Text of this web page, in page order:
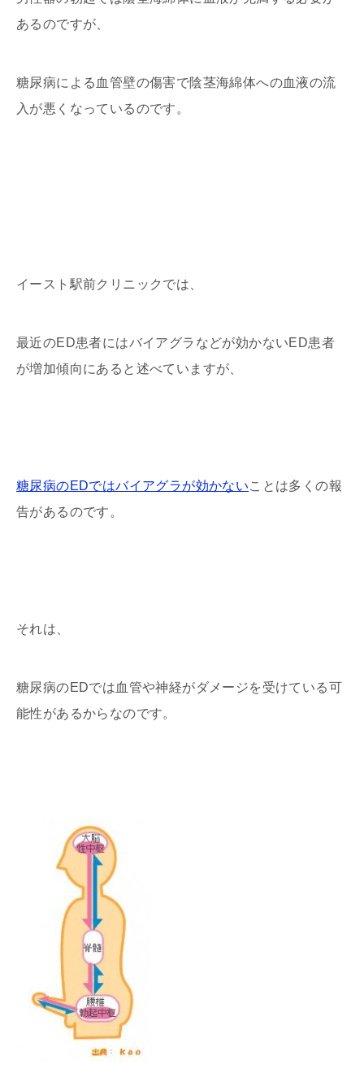
あるのですが、
糖尿病による血管壁の傷害で陰茎海綿体への血液の流
入が悪くなっているのです。
イースト駅前クリニックでは、
最近のED患者にはバイアグラなどが効かないED患者
が増加傾向にあると述べていますが、
糖尿病のEDではバイアグラが効かないことは多くの報
告があるのです。
それは、
糖尿病のEDでは血管や神経がダメージを受けている可
能性があるからなのです。